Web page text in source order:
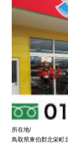
所在地/
鳥取県東伯郡北栄町